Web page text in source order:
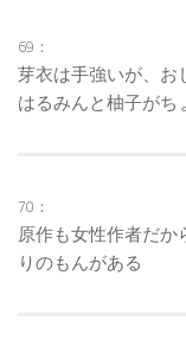
69：
芽衣は手強いが、お
はるみんと柚子が
70：
原作も女性作者だ
りのもんがある